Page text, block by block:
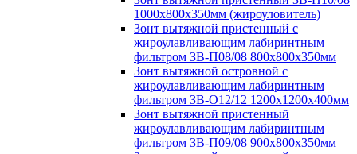
1000х800х350мм (жироуловитель)
Зонт вытяжной пристенный с
жироулавливающим лабиринтным
фильтром ЗВ-П08/08 800х800х350мм
Зонт вытяжной островной с
жироулавливающим лабиринтным
фильтром ЗВ-О12/12 1200х1200х400мм
Зонт вытяжной пристенный
жироулавливающим лабиринтным
фильтром ЗВ-П09/08 900х800х350мм